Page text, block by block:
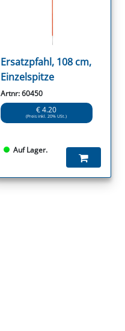
Ersatzpfahl, 108 cm,
Einzelspitze
Artnr: 60450
€ 4.20
(Preis inkl. 20% USt.)
Auf Lager.